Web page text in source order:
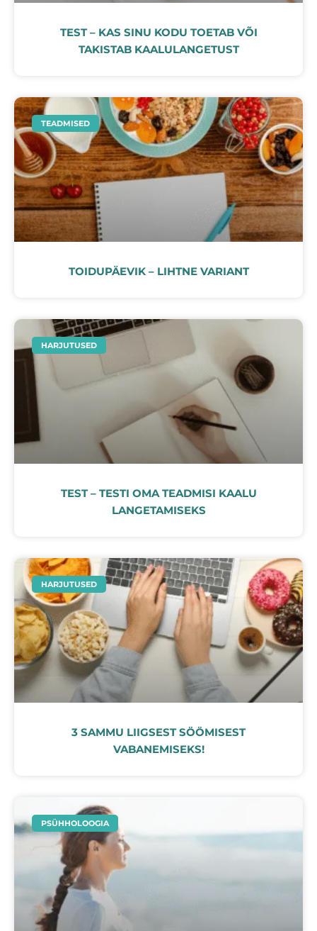
TEST – KAS SINU KODU TOETAB VÕI
TAKISTAB KAALULANGETUST
TEADMISED
TOIDUPÄEVIK – LIHTNE VARIANT
HARJUTUSED
TEST – TESTI OMA TEADMISI KAALU
LANGETAMISEKS
HARJUTUSED
3 SAMMU LIIGSEST SÖÖMISEST
VABANEMISEKS!
PSÜHHOLOOGIA